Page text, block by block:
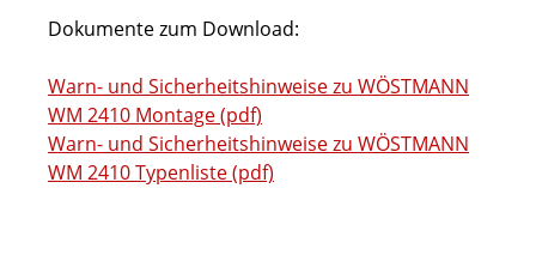
Dokumente zum Download:
Warn- und Sicherheitshinweise zu WÖSTMANN
WM 2410 Montage (pdf)
Warn- und Sicherheitshinweise zu WÖSTMANN
WM 2410 Typenliste (pdf)